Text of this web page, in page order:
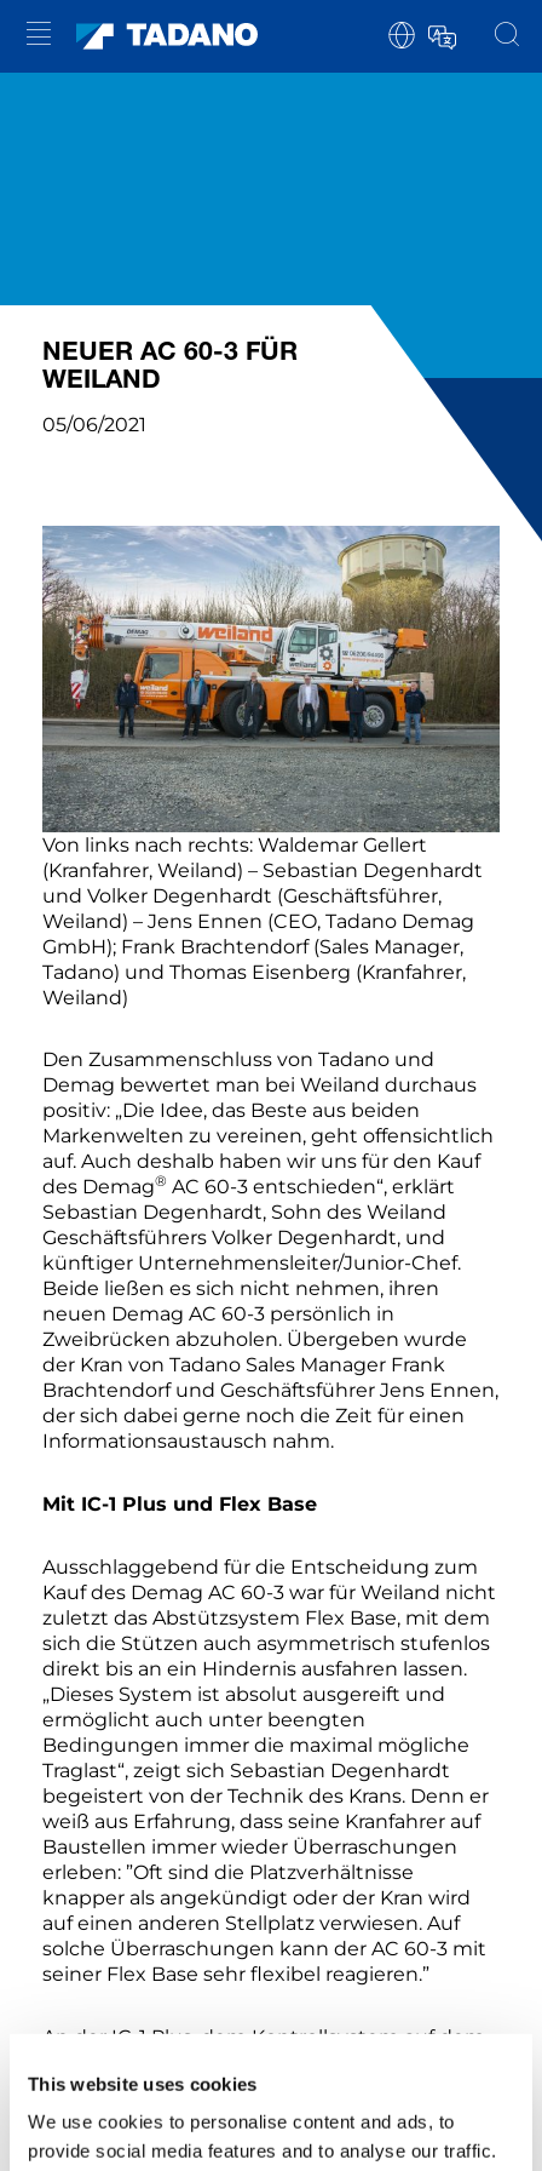
This website uses cookies
We use cookies to personalise content and ads, to
provide social media features and to analyse our traffic.
NEUER AC 60-3 FÜR
WEILAND
05/06/2021
Von links nach rechts: Waldemar Gellert
(Kranfahrer, Weiland) – Sebastian Degenhardt
und Volker Degenhardt (Geschäftsführer,
Weiland) – Jens Ennen (CEO, Tadano Demag
GmbH); Frank Brachtendorf (Sales Manager,
Tadano) und Thomas Eisenberg (Kranfahrer,
Weiland)
Den Zusammenschluss von Tadano und
Demag bewertet man bei Weiland durchaus
positiv: „Die Idee, das Beste aus beiden
Markenwelten zu vereinen, geht offensichtlich
auf. Auch deshalb haben wir uns für den Kauf
des Demag® AC 60-3 entschieden“, erklärt
Sebastian Degenhardt, Sohn des Weiland
Geschäftsführers Volker Degenhardt, und
künftiger Unternehmensleiter/Junior-Chef.
Beide ließen es sich nicht nehmen, ihren
neuen Demag AC 60-3 persönlich in
Zweibrücken abzuholen. Übergeben wurde
der Kran von Tadano Sales Manager Frank
Brachtendorf und Geschäftsführer Jens Ennen,
der sich dabei gerne noch die Zeit für einen
Informationsaustausch nahm.
Mit IC-1 Plus und Flex Base
Ausschlaggebend für die Entscheidung zum
Kauf des Demag AC 60-3 war für Weiland nicht
zuletzt das Abstützsystem Flex Base, mit dem
sich die Stützen auch asymmetrisch stufenlos
direkt bis an ein Hindernis ausfahren lassen.
„Dieses System ist absolut ausgereift und
ermöglicht auch unter beengten
Bedingungen immer die maximal mögliche
Traglast“, zeigt sich Sebastian Degenhardt
begeistert von der Technik des Krans. Denn er
weiß aus Erfahrung, dass seine Kranfahrer auf
Baustellen immer wieder Überraschungen
erleben: ”Oft sind die Platzverhältnisse
knapper als angekündigt oder der Kran wird
auf einen anderen Stellplatz verwiesen. Auf
solche Überraschungen kann der AC 60-3 mit
seiner Flex Base sehr flexibel reagieren.”
An der IC-1 Plus, dem Kontrollsystem auf dem
besonders, dass diese intuitiv konzipiert und
deshalb sehr einfach zu bedienen ist – selbst
wenn man vorher noch nicht damit gearbeitet
hat. Highlights des Systems sind für ihn der